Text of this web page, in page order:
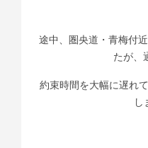
途中、圏央道・青梅付
たが、
約束時間を大幅に遅れ
し